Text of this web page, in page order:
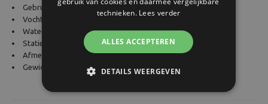
Gebruiksomgeving: 0 – 40 °C
Vochtigheidsbereik: 10%-90%
Waterdicht/stofbestendig: Nee
Statiefbevestiging: 1/4 (ISO 1222)
Afmetingen (b x h x d): Ca. 63,4 × 90,0 × 34,3 mm
Gewicht: 211 g
technieken. Lees verder
ALLES ACCEPTEREN
DETAILS WEERGEVEN